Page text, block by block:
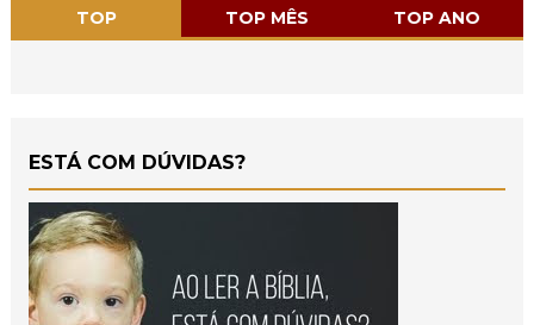
TOP TOP MÊS TOP ANO
ESTÁ COM DÚVIDAS?